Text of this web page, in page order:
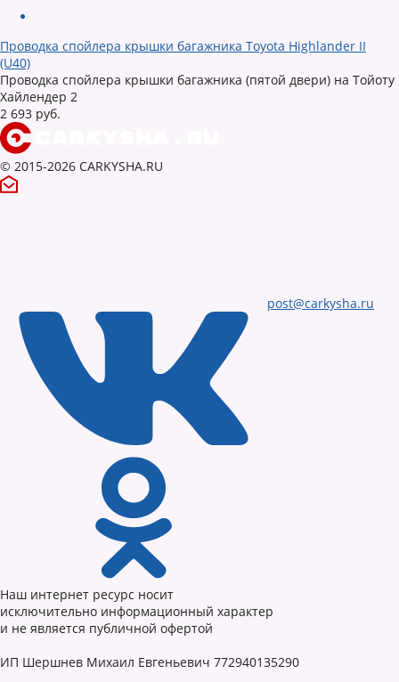
Проводка спойлера крышки багажника Toyota Highlander II
(U40)
Проводка спойлера крышки багажника (пятой двери) на Тойоту
Хайлендер 2
2 693 руб.
© 2015-2026 CARKYSHA.RU
post@carkysha.ru
Наш интернет ресурс носит
исключительно информационный характер
и не является публичной офертой
ИП Шершнев Михаил Евгеньевич 772940135290